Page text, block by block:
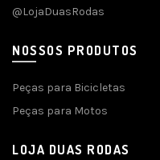
@LojaDuasRodas
NOSSOS PRODUTOS
Peças para Bicicletas
Peças para Motos
LOJA DUAS RODAS